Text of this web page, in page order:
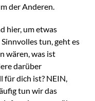
der Anderen.
hier, um etwas
tun, geht es
wären, was ist
darüber
für dich ist? NEIN,
tun wir das